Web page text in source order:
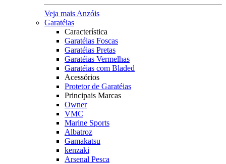
Veja mais Anzóis
Garatéias
Característica
Garatéias Foscas
Garatéias Pretas
Garatéias Vermelhas
Garatéias com Bladed
Acessórios
Protetor de Garatéias
Principais Marcas
Owner
VMC
Marine Sports
Albatroz
Gamakatsu
kenzaki
Arsenal Pesca